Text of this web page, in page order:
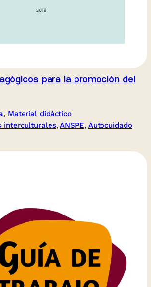
para la promoción del
, Material didáctico
interculturales, ANSPE, Autocuidado